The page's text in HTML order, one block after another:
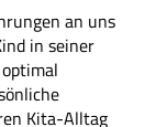
an uns
in seiner
Kita-Alltag